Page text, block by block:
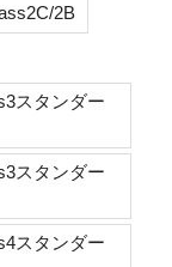
2B
スタンダー
スタンダー
スタンダー